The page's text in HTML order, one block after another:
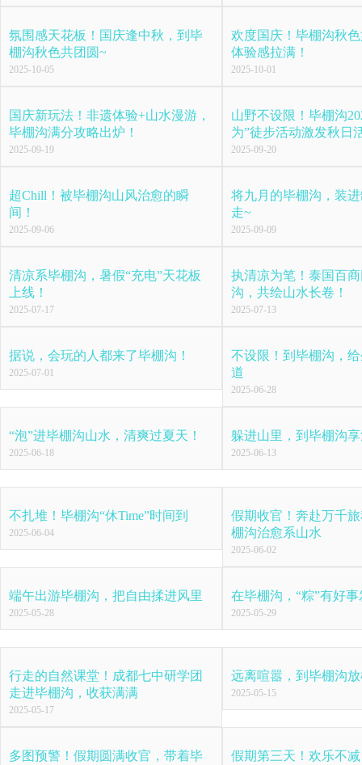
氛围感天花板！国庆逢中秋，到毕
棚沟秋色共团圆~
2025-10-05
欢度国庆！毕棚沟秋
体验感拉满！
2025-10-01
国庆新玩法！非遗体验+山水漫游，
毕棚沟满分攻略出炉！
2025-09-19
山野不设限！毕棚沟
为”徒步活动激发秋日
2025-09-20
超Chill！被毕棚沟山风治愈的瞬
间！
2025-09-06
将九月的毕棚沟，装
走~
2025-09-09
清凉系毕棚沟，暑假“充电”天花板
上线！
2025-07-17
执清凉为笔！泰国百
沟，共绘山水长卷！
2025-07-13
据说，会玩的人都来了毕棚沟！
2025-07-01
不设限！到毕棚沟，
道
2025-06-28
“泡”进毕棚沟山水，清爽过夏天！
2025-06-18
躲进山里，到毕棚沟
2025-06-13
不扎堆！毕棚沟“休Time”时间到
2025-06-04
假期收官！奔赴万千
棚沟治愈系山水
2025-06-02
端午出游毕棚沟，把自由揉进风里
2025-05-28
在毕棚沟，“粽”有好事
2025-05-29
行走的自然课堂！成都七中研学团
走进毕棚沟，收获满满
2025-05-17
远离喧嚣，到毕棚沟放
2025-05-15
多图预警！假期圆满收官，带着毕
假期第三天！欢乐不